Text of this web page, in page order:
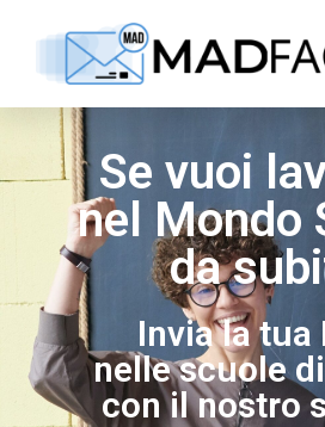
Se vuoi
nel Mondo
da
Invia la tua
nelle scuole
con il nostro